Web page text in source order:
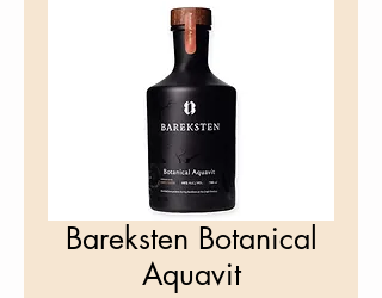
Bareksten Botanical
Aquavit